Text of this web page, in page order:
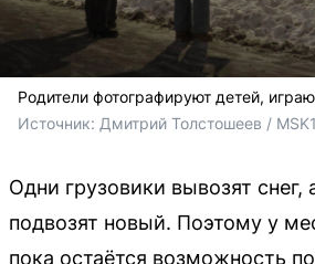
Родители фотографируют детей,
Источник: Дмитрий Толстошеев /
Одни грузовики вывозят снег,
подвозят новый. Поэтому у
пока остаётся возможность